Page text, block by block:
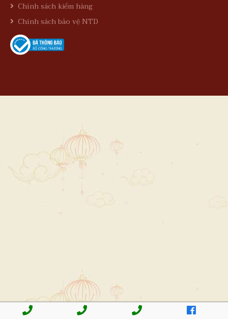
Chính sách kiểm hàng
Chính sách bảo vệ NTD